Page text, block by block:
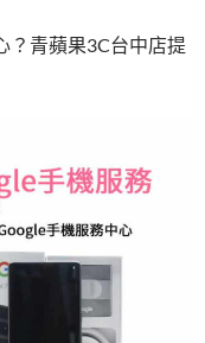
？青蘋果3C台中店提